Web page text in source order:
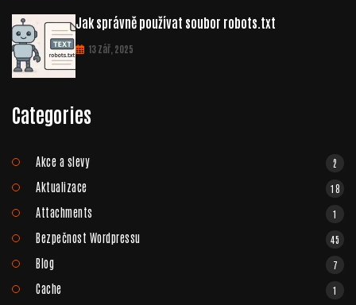
Jak správně používat soubor robots.txt
13 Zář, 2025
Categories
Akce a slevy 2
Aktualizace 18
Attachments 1
Bezpečnost Wordpressu 45
Blog 7
Cache 1